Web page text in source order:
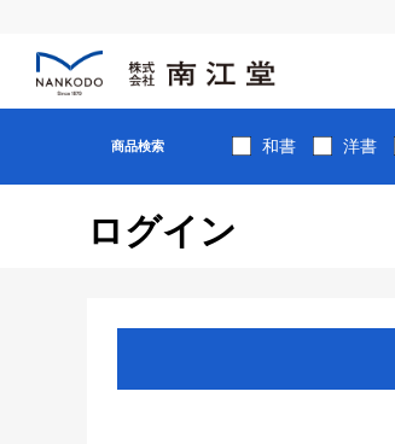
商品検索 和書 洋書
ログイン